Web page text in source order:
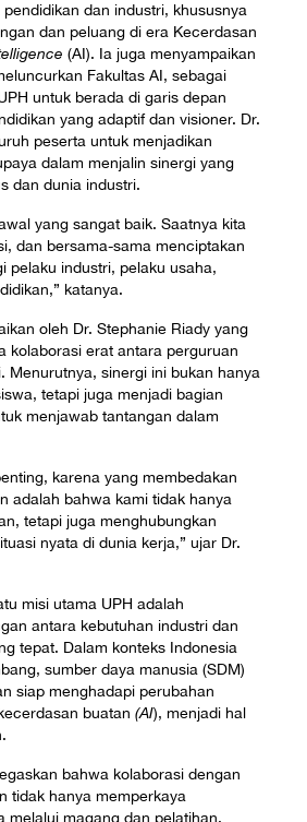
dan industri, khususnya
dan peluang di era Kecerdasan
(AI). Ia juga menyampaikan
Fakultas AI, sebagai
untuk berada di garis depan
yang adaptif dan visioner. Dr.
peserta untuk menjadikan
dalam menjalin sinergi yang
dan dunia industri.
yang sangat baik. Saatnya kita
dan bersama-sama menciptakan
pelaku industri, pelaku usaha,
katanya.
oleh Dr. Stephanie Riady yang
kolaborasi erat antara perguruan
Menurutnya, sinergi ini bukan hanya
tetapi juga menjadi bagian
menjawab tantangan dalam
karena yang membedakan
adalah bahwa kami tidak hanya
tetapi juga menghubungkan
nyata di dunia kerja,” ujar Dr.
misi utama UPH adalah
antara kebutuhan industri dan
tepat. Dalam konteks Indonesia
sumber daya manusia (SDM)
siap menghadapi perubahan
buatan (AI), menjadi hal
bahwa kolaborasi dengan
tidak hanya memperkaya
melalui magang dan pelatihan,